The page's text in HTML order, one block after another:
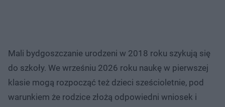
Mali bydgoszczanie urodzeni w 2018 roku szykują się
do szkoły. We wrześniu 2026 roku naukę w pierwszej
klasie mogą rozpocząć też dzieci sześcioletnie, pod
warunkiem że rodzice złożą odpowiedni wniosek i